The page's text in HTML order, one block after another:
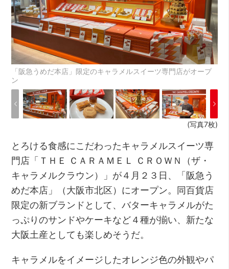
「阪急うめだ本店」限定のキャラメルスイーツ専門店がオープ
ン
(写真7枚)
とろける食感にこだわったキャラメルスイーツ専
門店「ＴＨＥ ＣＡＲＡＭＥＬ ＣＲＯＷＮ（ザ・
キャラメルクラウン）」が４月２３日、「阪急う
めだ本店」（大阪市北区）にオープン。同百貨店
限定の新ブランドとして、バターキャラメルがた
っぷりのサンドやケーキなど４種が揃い、新たな
大阪土産としても楽しめそうだ。
キャラメルをイメージしたオレンジ色の外観やパ